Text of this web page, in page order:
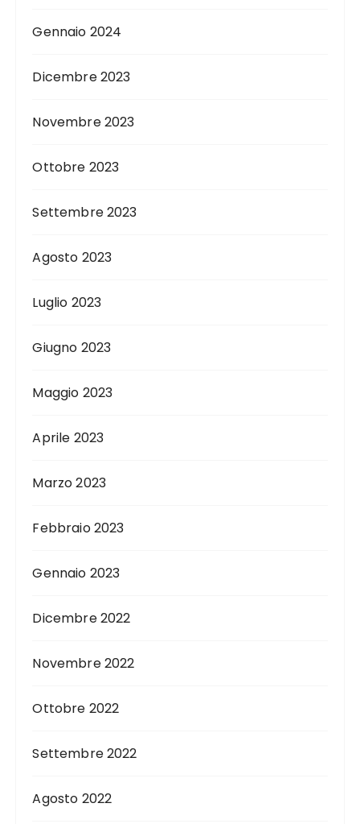
Gennaio 2024
Dicembre 2023
Novembre 2023
Ottobre 2023
Settembre 2023
Agosto 2023
Luglio 2023
Giugno 2023
Maggio 2023
Aprile 2023
Marzo 2023
Febbraio 2023
Gennaio 2023
Dicembre 2022
Novembre 2022
Ottobre 2022
Settembre 2022
Agosto 2022